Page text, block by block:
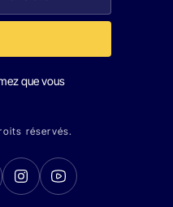
que vous
réservés.